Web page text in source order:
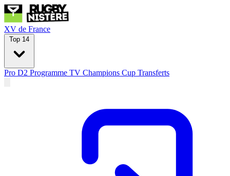
XV de France
Top 14
Pro D2 Programme TV Champions Cup Transferts